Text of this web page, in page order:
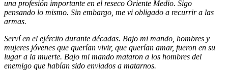
una profesión importante en el reseco Oriente Medio. Sigo
pensando lo mismo. Sin embargo, me vi obligado a recurrir a las
armas.
Serví en el ejército durante décadas. Bajo mi mando, hombres y
mujeres jóvenes que querían vivir, que querían amar, fueron en su
lugar a la muerte. Bajo mi mando mataron a los hombres del
enemigo que habían sido enviados a matarnos.